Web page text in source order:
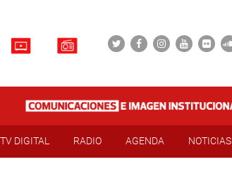
TV DIGITAL RADIO AGENDA NOTICIAS